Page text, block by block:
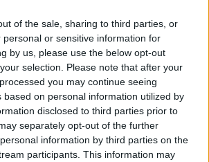
of the sale, sharing to third parties, or
personal or sensitive information for
by us, please use the below opt-out
selection. Please note that after your
you may continue seeing
based on personal information utilized by
disclosed to third parties prior to
separately opt-out of the further
information by third parties on the
participants. This information may